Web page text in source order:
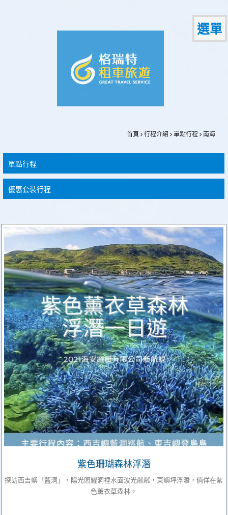
選單
首頁 行程介紹 單點行程 南海
單點行程
優惠套裝行程
紫色珊瑚森林浮潛
探訪西吉嶼「藍洞」，陽光照耀洞裡水面波光粼粼，東嶼坪浮潛，倘佯在紫
色薰衣草森林。